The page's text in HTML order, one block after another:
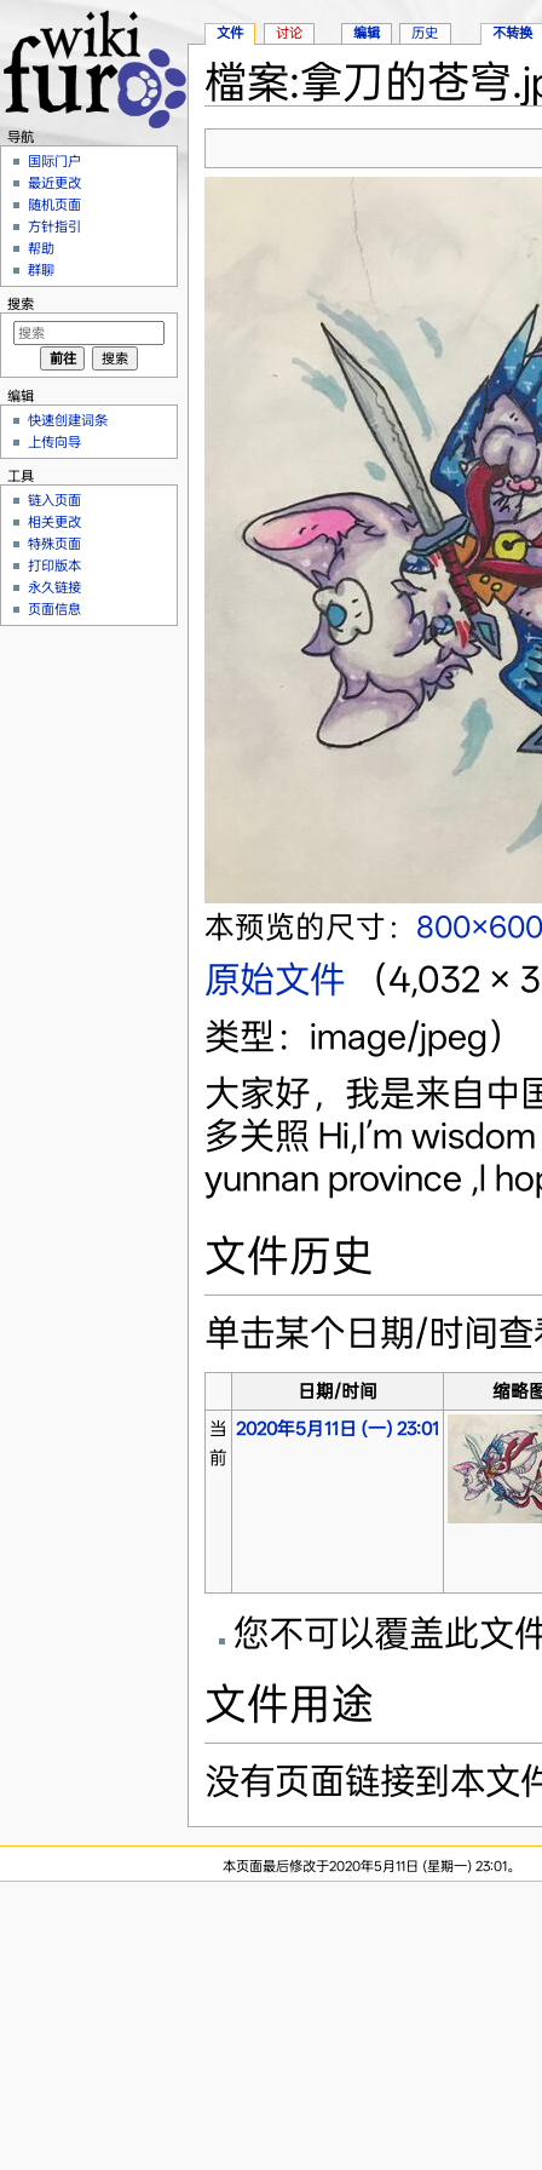
檔案:拿刀的苍穹
本预览的尺寸：
原始文件‎
（4,032 ×
类型：image/jpeg）
大家好，我是来自中
多关照 Hi,I’m
yunnan province ,l
文件历史
单击某个日期/时间
日期/时间
缩略
当
前
2020年5月11日 (一) 23:01
您不可以覆盖此文
文件用途
没有页面链接到本文
文件 讨论 编辑 历史 不转换
导航
国际门户
最近更改
随机页面
方针指引
帮助
群聊
搜索
编辑
快速创建词条
上传向导
工具
链入页面
相关更改
特殊页面
打印版本
永久链接
页面信息
本页面最后修改于2020年5月11日 (星期一) 23:01。